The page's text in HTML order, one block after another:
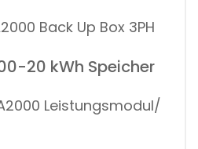
Back Up Box 3PH
20 kWh Speicher
Leistungsmodul/